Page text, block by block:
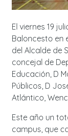
El viernes 19
Baloncesto en
del Alcalde de
concejal de
Educación, D
Públicos, D
Atlántico,
Este año un
campus, que